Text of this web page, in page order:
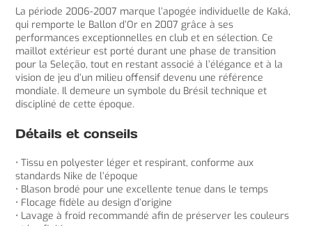
La période 2006-2007 marque l’apogée individuelle de Kaká,
qui remporte le Ballon d’Or en 2007 grâce à ses
performances exceptionnelles en club et en sélection. Ce
maillot extérieur est porté durant une phase de transition
pour la Seleção, tout en restant associé à l’élégance et à la
vision de jeu d’un milieu offensif devenu une référence
mondiale. Il demeure un symbole du Brésil technique et
discipliné de cette époque.
Détails et conseils
• Tissu en polyester léger et respirant, conforme aux
standards Nike de l’époque
• Blason brodé pour une excellente tenue dans le temps
• Flocage fidèle au design d’origine
• Lavage à froid recommandé afin de préserver les couleurs